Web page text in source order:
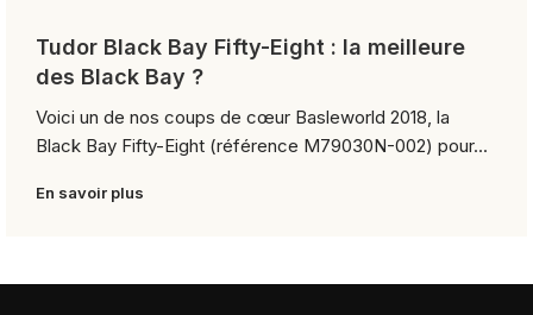
Tudor Black Bay Fifty-Eight : la meilleure
des Black Bay ?
Voici un de nos coups de cœur Basleworld 2018, la
Black Bay Fifty-Eight (référence M79030N-002) pour...
En savoir plus